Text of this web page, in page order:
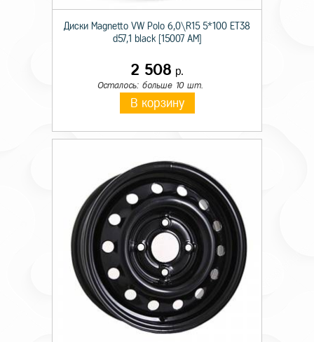
Диски Magnetto VW Polo 6,0\R15 5*100 ET38
d57,1 black [15007 AM]
2 508 р.
Осталось: больше 10 шт.
В корзину